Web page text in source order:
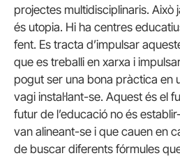
projectes multidisciplinaris. Això
és utopia. Hi ha centres
fent. Es tracta d’impulsar
que es treballi en xarxa i
pogut ser una bona pràctica en
vagi instal·lant-se. Aquest és el
futur de l’educació no és
van alineant-se i que cauen en
de buscar diferents fórmules